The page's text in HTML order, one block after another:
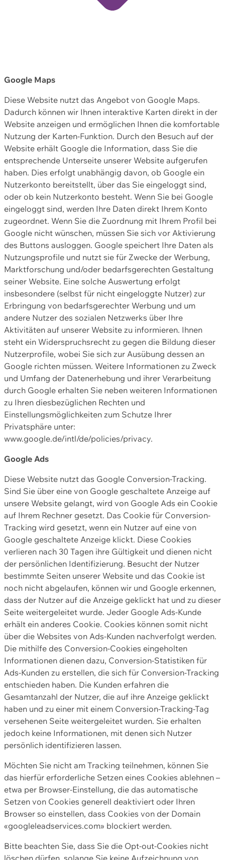
Google Maps
Diese Website nutzt das Angebot von Google Maps.
Dadurch können wir Ihnen interaktive Karten direkt in der
Website anzeigen und ermöglichen Ihnen die komfortable
Nutzung der Karten-Funktion. Durch den Besuch auf der
Website erhält Google die Information, dass Sie die
entsprechende Unterseite unserer Website aufgerufen
haben. Dies erfolgt unabhängig davon, ob Google ein
Nutzerkonto bereitstellt, über das Sie eingeloggt sind,
oder ob kein Nutzerkonto besteht. Wenn Sie bei Google
eingeloggt sind, werden Ihre Daten direkt Ihrem Konto
zugeordnet. Wenn Sie die Zuordnung mit Ihrem Profil bei
Google nicht wünschen, müssen Sie sich vor Aktivierung
des Buttons ausloggen. Google speichert Ihre Daten als
Nutzungsprofile und nutzt sie für Zwecke der Werbung,
Marktforschung und/oder bedarfsgerechten Gestaltung
seiner Website. Eine solche Auswertung erfolgt
insbesondere (selbst für nicht eingeloggte Nutzer) zur
Erbringung von bedarfsgerechter Werbung und um
andere Nutzer des sozialen Netzwerks über Ihre
Aktivitäten auf unserer Website zu informieren. Ihnen
steht ein Widerspruchsrecht zu gegen die Bildung dieser
Nutzerprofile, wobei Sie sich zur Ausübung dessen an
Google richten müssen. Weitere Informationen zu Zweck
und Umfang der Datenerhebung und ihrer Verarbeitung
durch Google erhalten Sie neben weiteren Informationen
zu Ihren diesbezüglichen Rechten und
Einstellungsmöglichkeiten zum Schutze Ihrer
Privatsphäre unter:
www.google.de/intl/de/policies/privacy.
Google Ads
Diese Website nutzt das Google Conversion-Tracking.
Sind Sie über eine von Google geschaltete Anzeige auf
unsere Website gelangt, wird von Google Ads ein Cookie
auf Ihrem Rechner gesetzt. Das Cookie für Conversion-
Tracking wird gesetzt, wenn ein Nutzer auf eine von
Google geschaltete Anzeige klickt. Diese Cookies
verlieren nach 30 Tagen ihre Gültigkeit und dienen nicht
der persönlichen Identifizierung. Besucht der Nutzer
bestimmte Seiten unserer Website und das Cookie ist
noch nicht abgelaufen, können wir und Google erkennen,
dass der Nutzer auf die Anzeige geklickt hat und zu dieser
Seite weitergeleitet wurde. Jeder Google Ads-Kunde
erhält ein anderes Cookie. Cookies können somit nicht
über die Websites von Ads-Kunden nachverfolgt werden.
Die mithilfe des Conversion-Cookies eingeholten
Informationen dienen dazu, Conversion-Statistiken für
Ads-Kunden zu erstellen, die sich für Conversion-Tracking
entschieden haben. Die Kunden erfahren die
Gesamtanzahl der Nutzer, die auf ihre Anzeige geklickt
haben und zu einer mit einem Conversion-Tracking-Tag
versehenen Seite weitergeleitet wurden. Sie erhalten
jedoch keine Informationen, mit denen sich Nutzer
persönlich identifizieren lassen.
Möchten Sie nicht am Tracking teilnehmen, können Sie
das hierfür erforderliche Setzen eines Cookies ablehnen –
etwa per Browser-Einstellung, die das automatische
Setzen von Cookies generell deaktiviert oder Ihren
Browser so einstellen, dass Cookies von der Domain
«googleleadservices.com» blockiert werden.
Bitte beachten Sie, dass Sie die Opt-out-Cookies nicht